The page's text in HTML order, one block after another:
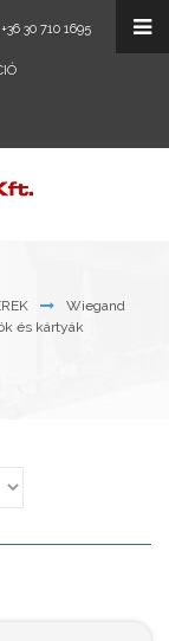
+36 30 710 1695
Wiegand
és kártyák